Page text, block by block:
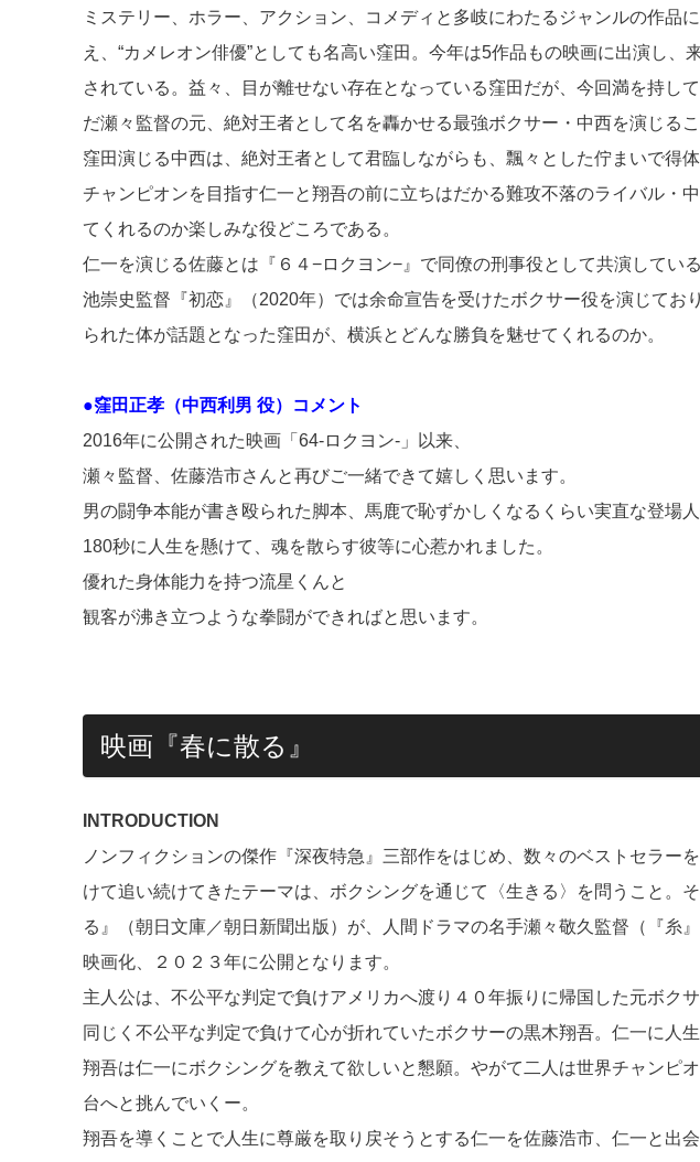
s
o
o
k
ミステリー、ホラー、アクション、コメディと多岐にわたるジャンルの作品
え、“カメレオン俳優”としても名高い窪田。今年は5作品もの映画に出演し、
されている。益々、目が離せない存在となっている窪田だが、今回満を持し
だ瀬々監督の元、絶対王者として名を轟かせる最強ボクサー・中西を演じる
窪田演じる中西は、絶対王者として君臨しながらも、飄々とした佇まいで得
チャンピオンを目指す仁一と翔吾の前に立ちはだかる難攻不落のライバル・
てくれるのか楽しみな役どころである。
仁一を演じる佐藤とは『６４−ロクヨン−』で同僚の刑事役として共演してい
池崇史監督『初恋』（2020年）では余命宣告を受けたボクサー役を演じてお
られた体が話題となった窪田が、横浜とどんな勝負を魅せてくれるのか。
●窪田正孝（中西利男 役）コメント
2016年に公開された映画「64-ロクヨン-」以来、
瀬々監督、佐藤浩市さんと再びご一緒できて嬉しく思います。
男の闘争本能が書き殴られた脚本、馬鹿で恥ずかしくなるくらい実直な登場人
180秒に人生を懸けて、魂を散らす彼等に心惹かれました。
優れた身体能力を持つ流星くんと
観客が沸き立つような拳闘ができればと思います。
映画『春に散る』
INTRODUCTION
ノンフィクションの傑作『深夜特急』三部作をはじめ、数々のベストセラー
けて追い続けてきたテーマは、ボクシングを通じて〈生きる〉を問うこと。
る』（朝日文庫／朝日新聞出版）が、人間ドラマの名手瀬々敬久監督（『糸
映画化、２０２３年に公開となります。
主人公は、不公平な判定で負けアメリカへ渡り４０年振りに帰国した元ボク
同じく不公平な判定で負けて心が折れていたボクサーの黒木翔吾。仁一に人
翔吾は仁一にボクシングを教えて欲しいと懇願。やがて二人は世界チャンピ
台へと挑んでいくー。
翔吾を導くことで人生に尊厳を取り戻そうとする仁一を佐藤浩市、仁一と出